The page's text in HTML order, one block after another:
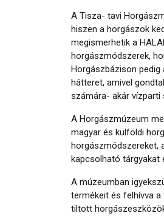
A Tisza- tavi
hiszen a horgászok
megismerhetik a
horgászmódszerek,
Horgászbázison
hátteret, amivel
számára- akár vízparti
A Horgászmúzeum
magyar és külföldi
horgászmódszereket,
kapcsolható tárgyakat
A múzeumban
termékeit és felhívva
tiltott